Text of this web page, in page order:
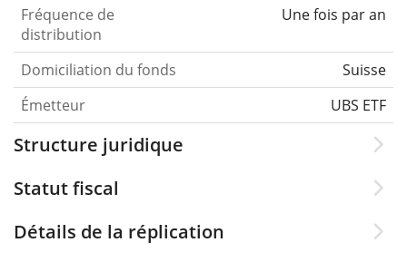
Fréquence de
distribution
Une fois par an
Domiciliation du fonds
Suisse
Émetteur
UBS ETF
Structure juridique
Statut fiscal
Détails de la réplication